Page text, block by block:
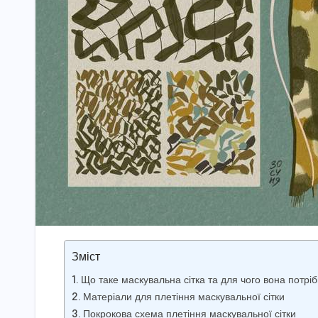
Зміст
Що таке маскувальна сітка та для чого вона
Матеріали для плетіння маскувальної сітки
Покрокова схема плетіння маскувальної сітки